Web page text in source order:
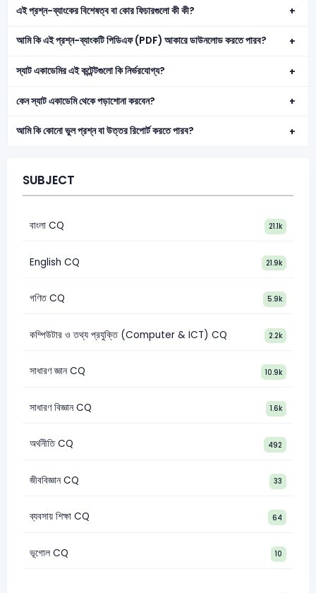
এই প্রশ্ন-ব্যাংকের বিশেষত্ব বা কোর ফিচারগুলো কী কী?
আমি কি এই প্রশ্ন-ব্যাংকটি পিডিএফ (PDF) আকারে ডাউনলোড করতে পারব?
স্যাট একাডেমির এই কন্টেন্টগুলো কি নির্ভরযোগ্য?
কেন স্যাট একাডেমি থেকে পড়াশোনা করবেন?
আমি কি কোনো ভুল প্রশ্ন বা উত্তর রিপোর্ট করতে পারব?
SUBJECT
বাংলা CQ 21.1k
English CQ 21.9k
গণিত CQ 5.9k
কম্পিউটার ও তথ্য প্রযুক্তি (Computer & ICT) CQ 2.2k
সাধারণ জ্ঞান CQ 10.9k
সাধারণ বিজ্ঞান CQ 1.6k
অর্থনীতি CQ 492
জীববিজ্ঞান CQ 33
ব্যবসায় শিক্ষা CQ 64
ভূগোল CQ 10